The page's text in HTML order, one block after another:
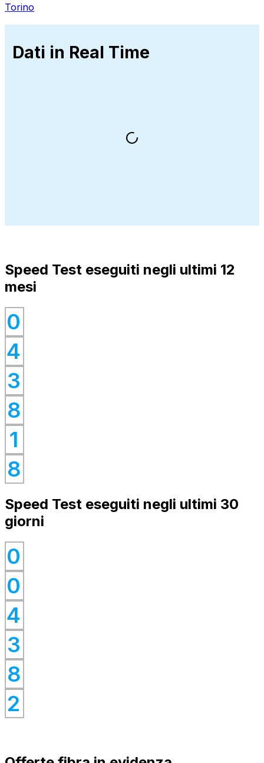
Torino
Dati in Real Time
Speed Test eseguiti negli ultimi 12
mesi
0
0
4
0
3
0
8
0
1
0
8
0
Speed Test eseguiti negli ultimi 30
giorni
0
0
0
0
4
0
3
0
8
0
2
0